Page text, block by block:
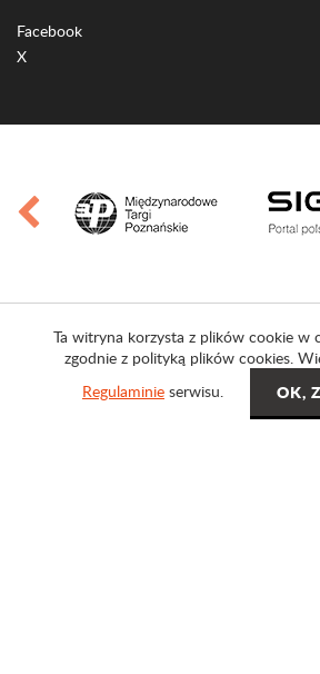
Facebook
X
Ta witryna korzysta z plików cookie w
zgodnie z polityką plików cookies.
Regulaminie serwisu.